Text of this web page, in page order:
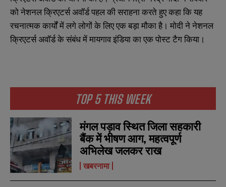
TOP 5 THIS WEEK
मंगल पड़ाव स्थित जिला सहकारी
बैंक में भीषण आग, महत्वपूर्ण
अभिलेख जलकर राख
खबरनामा
को नेशनल क्रिएटर्स अवॉर्ड पहल की सराहना करते हुए कहा कि यह
रचनात्मक कार्यों में लगे लोगों के लिए एक बड़ा मौका है। मोदी ने नेशनल
क्रिएटर्स अवॉर्ड के संबंध में मायगाव इंडिया का एक पोस्ट टैग किया।